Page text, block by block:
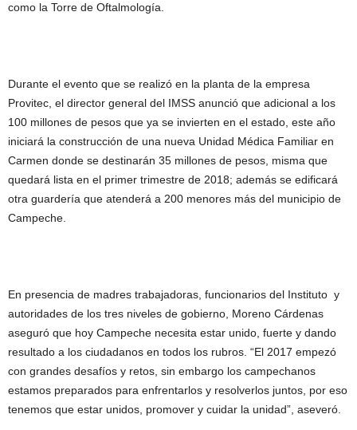
como la Torre de Oftalmología.
Durante el evento que se realizó en la planta de la empresa
Provitec, el director general del IMSS anunció que adicional a los
100 millones de pesos que ya se invierten en el estado, este año
iniciará la construcción de una nueva Unidad Médica Familiar en
Carmen donde se destinarán 35 millones de pesos, misma que
quedará lista en el primer trimestre de 2018; además se edificará
otra guardería que atenderá a 200 menores más del municipio de
Campeche.
En presencia de madres trabajadoras, funcionarios del Instituto y
autoridades de los tres niveles de gobierno, Moreno Cárdenas
aseguró que hoy Campeche necesita estar unido, fuerte y dando
resultado a los ciudadanos en todos los rubros. “El 2017 empezó
con grandes desafíos y retos, sin embargo los campechanos
estamos preparados para enfrentarlos y resolverlos juntos, por eso
tenemos que estar unidos, promover y cuidar la unidad”, aseveró.